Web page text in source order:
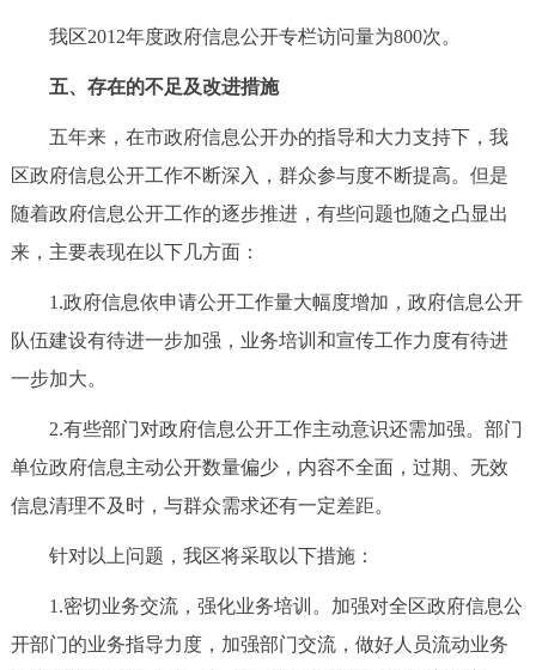
我区2012年度政府信息公开专栏访问量为800次。
五、存在的不足及改进措施
五年来，在市政府信息公开办的指导和大力支持下，我
区政府信息公开工作不断深入，群众参与度不断提高。但是
随着政府信息公开工作的逐步推进，有些问题也随之凸显出
来，主要表现在以下几方面：
1.政府信息依申请公开工作量大幅度增加，政府信息公开
队伍建设有待进一步加强，业务培训和宣传工作力度有待进
一步加大。
2.有些部门对政府信息公开工作主动意识还需加强。部门
单位政府信息主动公开数量偏少，内容不全面，过期、无效
信息清理不及时，与群众需求还有一定差距。
针对以上问题，我区将采取以下措施：
1.密切业务交流，强化业务培训。加强对全区政府信息公
开部门的业务指导力度，加强部门交流，做好人员流动业务